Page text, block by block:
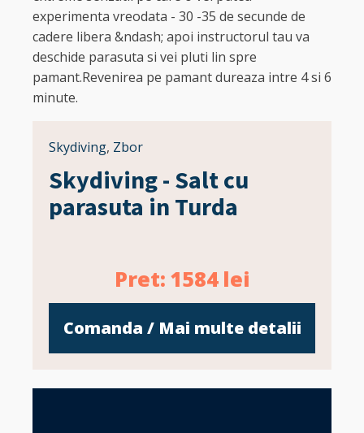
experimenta vreodata - 30 -35 de secunde de
cadere libera &ndash; apoi instructorul tau va
deschide parasuta si vei pluti lin spre
pamant.Revenirea pe pamant dureaza intre 4 si 6
minute.
Skydiving, Zbor
Skydiving - Salt cu
parasuta in Turda
Pret: 1584 lei
Comanda / Mai multe detalii